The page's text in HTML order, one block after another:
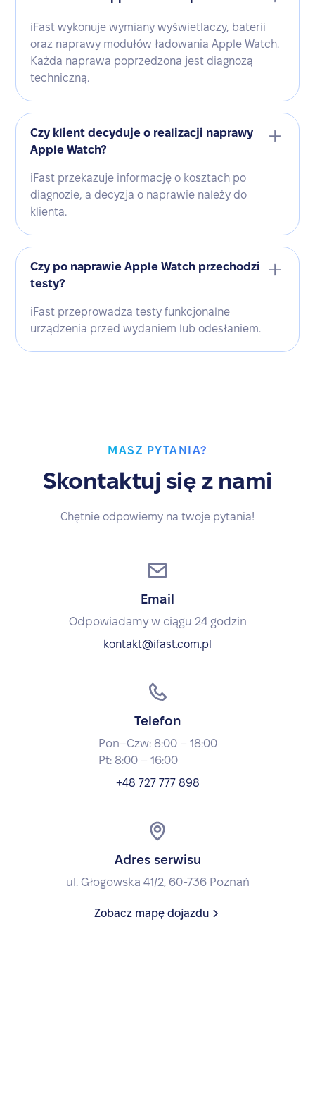
iFast wykonuje wymiany wyświetlaczy, baterii
oraz naprawy modułów ładowania Apple Watch.
Każda naprawa poprzedzona jest diagnozą
techniczną.
Czy klient decyduje o realizacji naprawy
Apple Watch?
iFast przekazuje informację o kosztach po
diagnozie, a decyzja o naprawie należy do
klienta.
Czy po naprawie Apple Watch przechodzi
testy?
iFast przeprowadza testy funkcjonalne
urządzenia przed wydaniem lub odesłaniem.
MASZ PYTANIA?
Skontaktuj się z nami
Chętnie odpowiemy na twoje pytania!
Email
Odpowiadamy w ciągu 24 godzin
kontakt@ifast.com.pl
Telefon
Pon–Czw: 8:00 – 18:00
Pt: 8:00 – 16:00
+48 727 777 898
Adres serwisu
ul. Głogowska 41/2, 60-736 Poznań
Zobacz mapę dojazdu